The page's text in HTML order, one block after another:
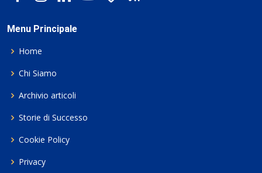
Menu Principale
Home
Chi Siamo
Archivio articoli
Storie di Successo
Cookie Policy
Privacy